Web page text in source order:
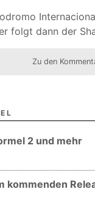
folgt dann der
Zu den
2 und mehr
kommenden